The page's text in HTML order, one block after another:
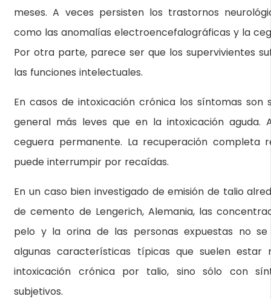
meses. A veces persisten los trastornos
como las anomalías electroencefalográficas y la
Por otra parte, parece ser que los supervivientes
las funciones intelectuales.
En casos de intoxicación crónica los síntomas son
general más leves que en la intoxicación aguda.
ceguera permanente. La recuperación completa
puede interrumpir por recaídas.
En un caso bien investigado de emisión de talio
de cemento de Lengerich, Alemania, las
pelo y la orina de las personas expuestas no
algunas características típicas que suelen estar
intoxicación crónica por talio, sino sólo con
subjetivos.